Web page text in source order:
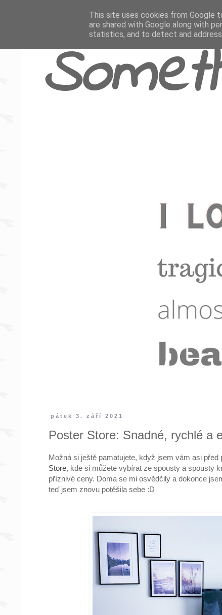
pátek 3. září 2021
Poster Store: Snadné, rychlé a
Možná si ještě pamatujete, když jsem vám asi
Store, kde si můžete vybírat ze spousty a spousty
příznivé ceny. Doma se mi osvědčily a dokonce
teď jsem znovu potěšila sebe :D
This site uses cookies from Google
are shared with Google along with
statistics, and to detect and address